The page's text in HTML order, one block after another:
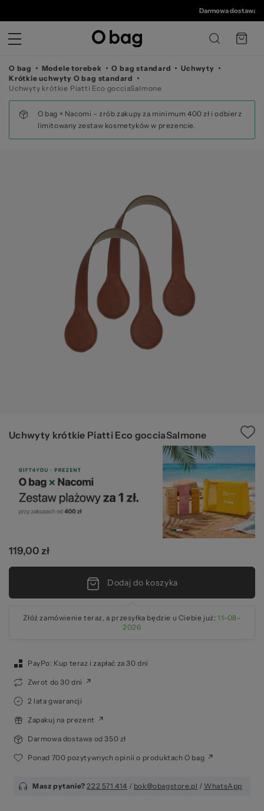
©
Darmowa dostawa od 350
O bag Modele torebek O bag standard
Uchwyty
Krótkie uchwyty O bag standard
Uchwyty krótkie Piatti Eco gocciaSalmone
O bag × Nacomi – zrób zakupy za minimum 400 zł i odbierz
limitowany zestaw kosmetyków w prezencie.
Uchwyty krótkie Piatti Eco gocciaSalmone
119,00 zł
Dodaj do koszyka
Złóż zamówienie teraz, a przesyłka będzie u Ciebie już: 11-08-
2026
PayPo: Kup teraz i zapłać za 30 dni
Zwrot do 30 dni
2 lata gwarancji
Zapakuj na prezent
Darmowa dostawa od 350 zł
Ponad 700 pozytywnych opinii o produktach O bag
Masz pytanie? 222 571 414 / bok@obagstore.pl / WhatsApp